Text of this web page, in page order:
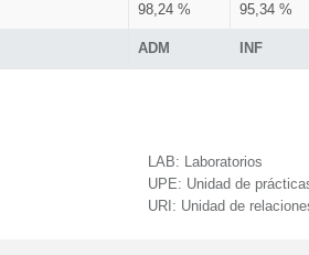
ADM INF
98,24 % 95,34 %
LAB: Laboratorios
UPE: Unidad de
URI: Unidad de